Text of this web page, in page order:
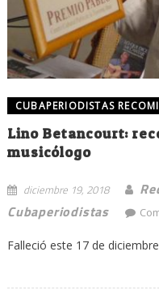
CUBAPERIODISTAS
Lino Betancourt:
musicólogo
diciembre 19, 2018
Cubaperiodistas
Falleció este 17 de